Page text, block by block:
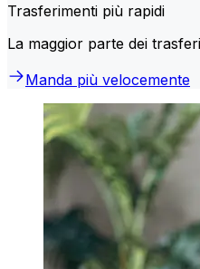
Trasferimenti più rapidi
La maggior parte dei
Manda più velocemente